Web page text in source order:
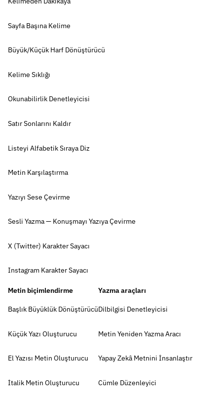
Sayfa Başına Kelime
Büyük/Küçük Harf Dönüştürücü
Kelime Sıklığı
Okunabilirlik Denetleyicisi
Satır Sonlarını Kaldır
Listeyi Alfabetik Sıraya Diz
Metin Karşılaştırma
Yazıyı Sese Çevirme
Sesli Yazma — Konuşmayı Yazıya Çevirme
X (Twitter) Karakter Sayacı
Instagram Karakter Sayacı
Metin biçimlendirme
Başlık Büyüklük Dönüştürücü
Küçük Yazı Oluşturucu
El Yazısı Metin Oluşturucu
İtalik Metin Oluşturucu
Yazma araçları
Dilbilgisi Denetleyicisi
Metin Yeniden Yazma Aracı
Yapay Zekâ Metnini İnsanlaştır
Cümle Düzenleyici